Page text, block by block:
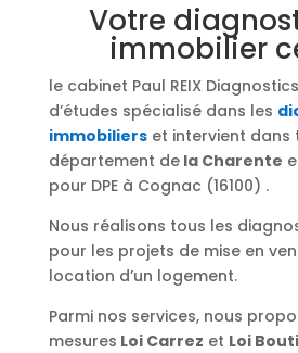
Votre
immobilier
le cabinet Paul REIX
d’études spécialisé dans les
immobilierset intervient dans
département dela Charente
pour DPE à Cognac (16100) .
Nous réalisons tous les
pour les projets de mise en
location d’un logement.
Parmi nos services, nous
mesures Loi Carrez et Loi